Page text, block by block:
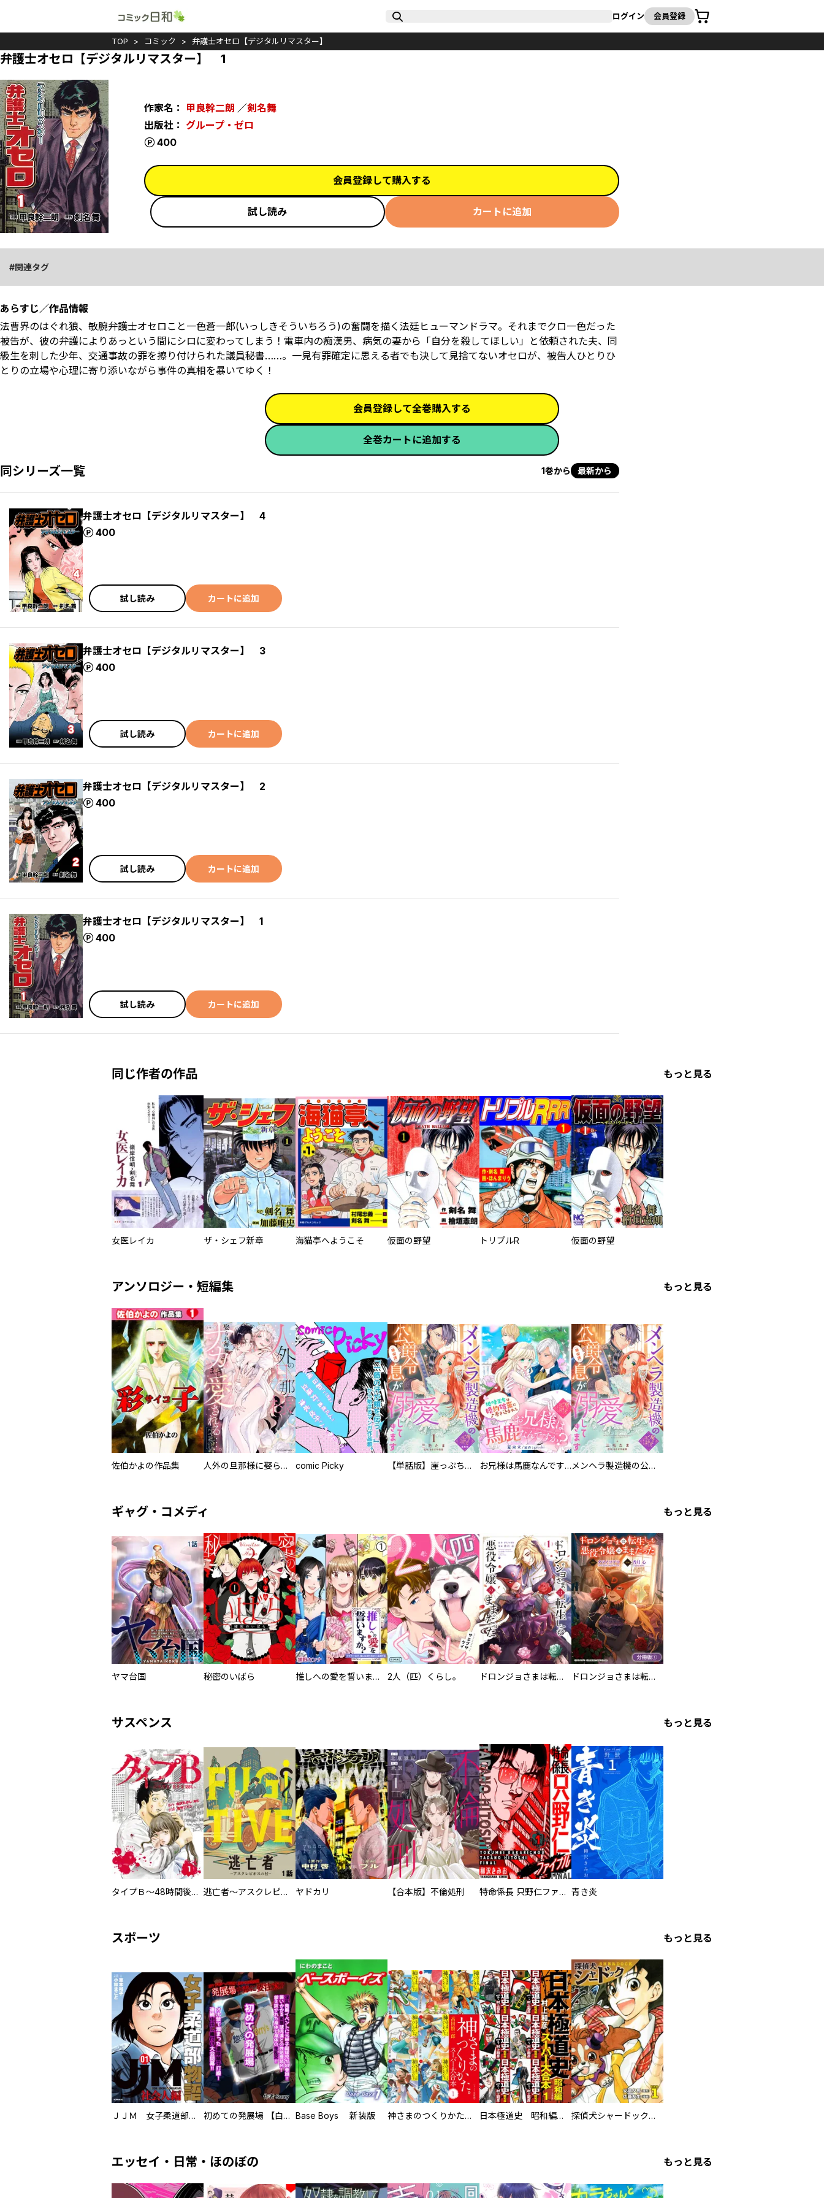
ログイン 会員登録
カート
TOP コミック 弁護士オセロ【デジタルリマスター】
弁護士オセロ【デジタルリマスター】 1
作家名： 甲良幹二朗 ／剣名舞
出版社： グループ・ゼロ
400
ポイント
会員登録して購入する
試し読み カートに追加
関連タグ
あらすじ／作品情報
法曹界のはぐれ狼、敏腕弁護士オセロこと一色蒼一郎(いっしきそういちろう)の奮闘を描く法廷ヒューマンドラマ。それまでクロ一色だった
被告が、彼の弁護によりあっという間にシロに変わってしまう！電車内の痴漢男、病気の妻から「自分を殺してほしい」と依頼された夫、同
級生を刺した少年、交通事故の罪を擦り付けられた議員秘書……。一見有罪確定に思える者でも決して見捨てないオセロが、被告人ひとりひ
とりの立場や心理に寄り添いながら事件の真相を暴いてゆく！
会員登録して全巻購入する
全巻カートに追加する
同シリーズ一覧 1巻から 最新から
弁護士オセロ【デジタルリマスター】 4
400
ポイント
試し読み カートに追加
弁護士オセロ【デジタルリマスター】 3
400
ポイント
試し読み カートに追加
弁護士オセロ【デジタルリマスター】 2
400
ポイント
試し読み カートに追加
弁護士オセロ【デジタルリマスター】 1
400
ポイント
試し読み カートに追加
同じ作者の作品 もっと見る
女医レイカ ザ・シェフ新章 海猫亭へようこそ 仮面の野望 トリプルR 仮面の野望
アンソロジー・短編集 もっと見る
佐伯かよの作品集 人外の旦那様に娶られ毎晩ナカまで愛される…。アンソロジー comic Picky 【単話版】崖っぷち令嬢ですが、意地と策略で幸せになります！シリーズ お兄様は馬鹿なんですか？～地味王女は婚約破棄に巻き込まれる～ メンヘラ製造機の公爵令息（過保護）が溺愛してきます
ギャグ・コメディ もっと見る
ヤマ台国 秘密のいばら 推しへの愛を誓いますか？～アラサー女子、推しは逃げぬが人生逃げる～ 2人（匹）くらし。 ドロンジョさまは転生しても悪役令嬢のままだった ドロンジョさまは転生しても悪役令嬢のままだった【分冊版】
サスペンス もっと見る
タイプＢ～48時間後、致死率100％～【単話】 逃亡者～アスクレピオスの杖～ ヤドカリ 【合本版】不倫処刑 特命係長 只野仁ファイナル 愛蔵版 青き炎
スポーツ もっと見る
ＪＪＭ 女子柔道部物語 社会人編 初めての発展場 【白抜き修正版】 Base Boys 新装版 神さまのつくりかた。スーパー大合本 日本極道史 昭和編 スーパー大合本 探偵犬シャードック（新装版）
エッセイ・日常・ほのぼの もっと見る